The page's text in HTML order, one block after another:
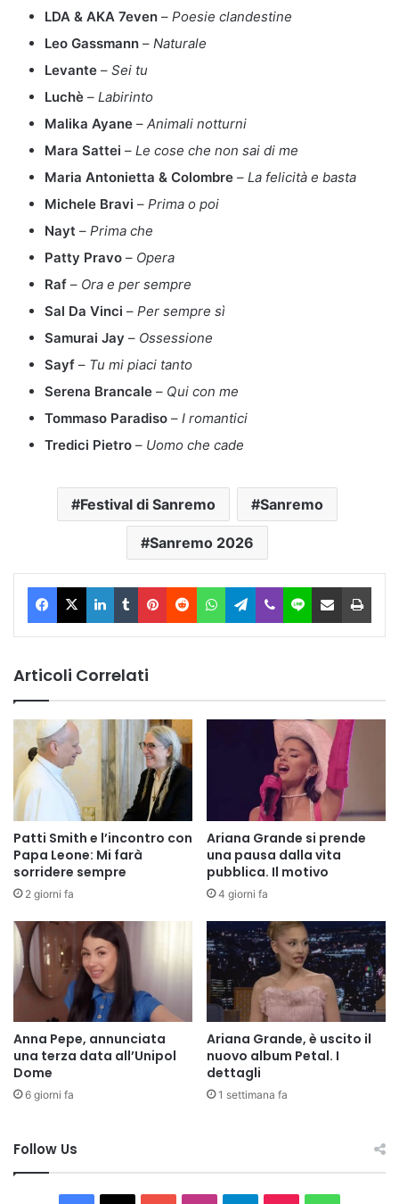
LDA & AKA 7even – Poesie clandestine
Leo Gassmann – Naturale
Levante – Sei tu
Luchè – Labirinto
Malika Ayane – Animali notturni
Mara Sattei – Le cose che non sai di me
Maria Antonietta & Colombre – La felicità e basta
Michele Bravi – Prima o poi
Nayt – Prima che
Patty Pravo – Opera
Raf – Ora e per sempre
Sal Da Vinci – Per sempre sì
Samurai Jay – Ossessione
Sayf – Tu mi piaci tanto
Serena Brancale – Qui con me
Tommaso Paradiso – I romantici
Tredici Pietro – Uomo che cade
Festival di Sanremo Sanremo
Sanremo 2026
Facebook
X LinkedIn
TumblrPinterest
RedditWhatsAppTelegram
ViberLine Condividi via Email
Articoli Correlati
Patti Smith e l’incontro con
Papa Leone: Mi farà
sorridere sempre
2 giorni fa
Ariana Grande si prende
una pausa dalla vita
pubblica. Il motivo
4 giorni fa
Anna Pepe, annunciata
una terza data all’Unipol
Dome
6 giorni fa
Ariana Grande, è uscito il
nuovo album Petal. I
dettagli
1 settimana fa
Follow Us